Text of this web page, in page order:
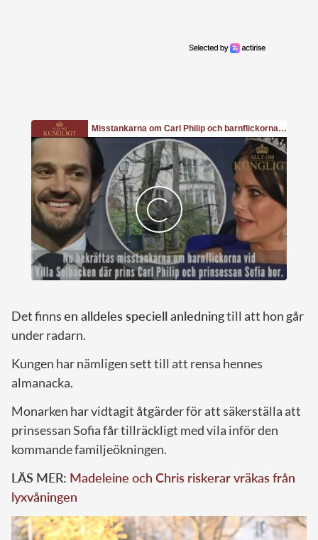
Det finnsen alldeles speciell anledningtill att hon går
under radarn.
Kungen har nämligen sett till att rensa hennes
almanacka.
Monarken har vidtagit åtgärder för att säkerställa att
prinsessan Sofia får tillräckligt med vila inför den
kommande familjeökningen.
LÄS MER: Madeleine och Chris riskerar vräkas från
lyxvåningen